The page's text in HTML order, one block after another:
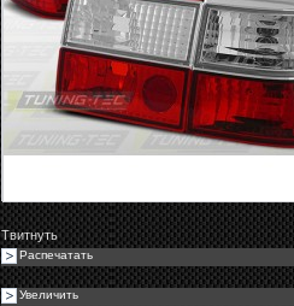
Твитнуть
Распечатать
Увеличить